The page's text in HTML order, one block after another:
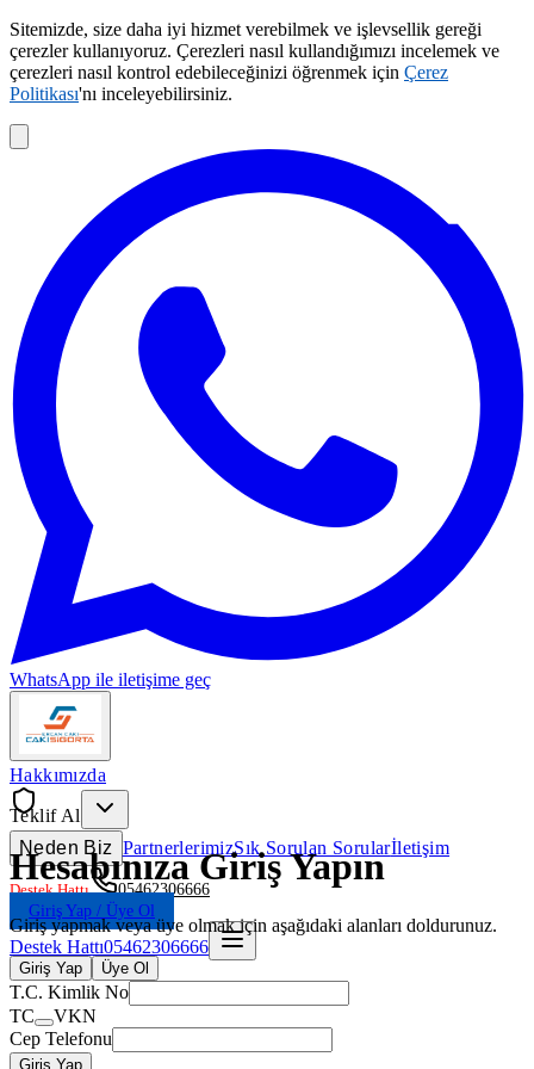
Sitemizde, size daha iyi hizmet verebilmek ve işlevsellik gereği
çerezler kullanıyoruz. Çerezleri nasıl kullandığımızı incelemek ve
çerezleri nasıl kontrol edebileceğinizi öğrenmek için Çerez
Politikası'nı inceleyebilirsiniz.
WhatsApp ile iletişime geç
Hakkımızda
Teklif Al
Neden Biz PartnerlerimizSık Sorulan Sorularİletişim
Destek Hattı
05462306666
Giriş Yap / Üye Ol
Destek Hattı05462306666
Hesabınıza Giriş Yapın
Giriş yapmak veya üye olmak için aşağıdaki alanları doldurunuz.
Giriş Yap Üye Ol
T.C. Kimlik No
TC
VKN
Cep Telefonu
Giriş Yap